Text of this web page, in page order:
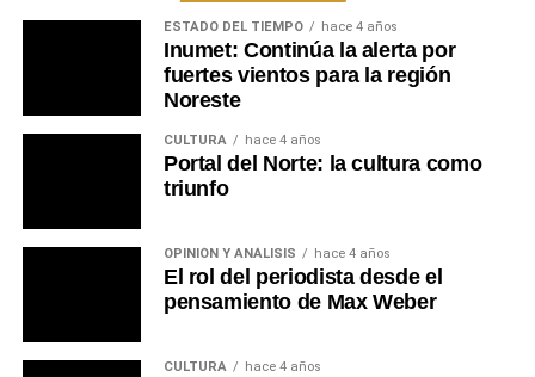
ESTADO DEL TIEMPO hace 4 años
Inumet: Continúa la alerta por
fuertes vientos para la región
Noreste
CULTURA hace 4 años
Portal del Norte: la cultura como
triunfo
OPINIÓN Y ANÁLISIS hace 4 años
El rol del periodista desde el
pensamiento de Max Weber
CULTURA hace 4 años